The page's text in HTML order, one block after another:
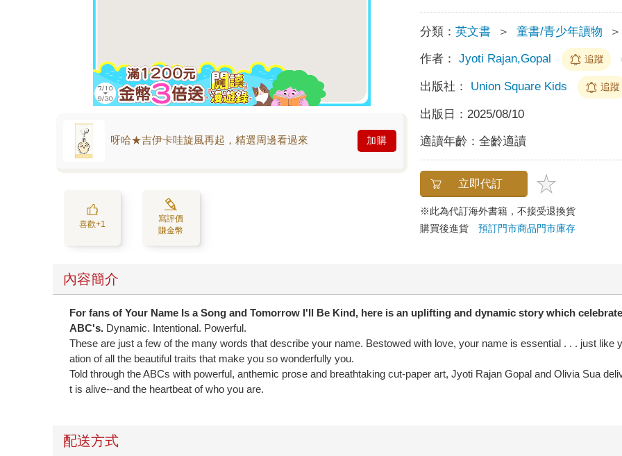
呀哈★吉伊卡哇旋風再起，精選周邊看過來 加購
喜歡+1
寫評價
賺金幣
分類：英文書 ＞ 童書/青少年讀物 ＞
作者： Jyoti Rajan,Gopal 追蹤
出版社： Union Square Kids 追蹤
出版日： 2025/08/10
適讀年齡：全齡適讀
立即代訂
※此為代訂海外書籍，不接受退換貨
購買後進貨預訂門市商品門市庫存
內容簡介
For fans of Your Name Is a Song and Tomorrow I'll Be Kind, here is an uplifting and dynamic story which
ABC's. Dynamic. Intentional. Powerful.
​These are just a few of the many words that describe your name. Bestowed with love, your name is essential . . . just like
ation of all the beautiful traits that make you so wonderfully you.
Told through the ABCs with powerful, anthemic prose and breathtaking cut-paper art, Jyoti Rajan Gopal and Olivia Sua
t is alive--and the heartbeat of who you are.
配送方式